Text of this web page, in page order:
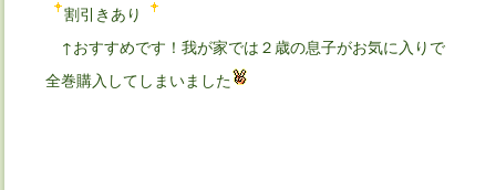
割引きあり
↑おすすめです！我が家では２歳の息子がお気に入りで
全巻購入してしまいました